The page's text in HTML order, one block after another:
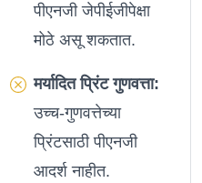
पीएनजी जेपीईजीपेक्षा
मोठे असू शकतात.
मर्यादित प्रिंट गुणवत्ता:
उच्च-गुणवत्तेच्या
प्रिंटसाठी पीएनजी
आदर्श नाहीत.